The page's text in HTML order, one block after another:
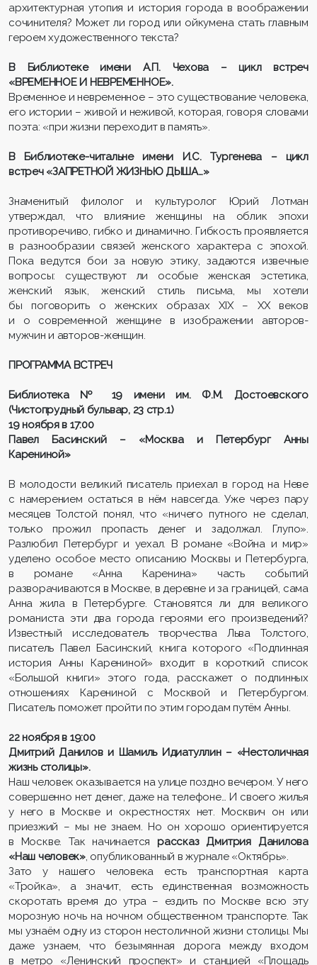
архитектурная утопия и история города в воображении
сочинителя? Может ли город или ойкумена стать главным
героем художественного текста?
В Библиотеке имени А.П. Чехова – цикл встреч
«ВРЕМЕННОЕ И НЕВРЕМЕННОЕ».
Временное и невременное – это существование человека,
его истории – живой и неживой, которая, говоря словами
поэта: «при жизни переходит в память».
В Библиотеке-читальне имени И.C. Тургенева – цикл
встреч «ЗАПРЕТНОЙ ЖИЗНЬЮ ДЫША…»
Знаменитый филолог и культуролог Юрий Лотман
утверждал, что влияние женщины на облик эпохи
противоречиво, гибко и динамично. Гибкость проявляется
в разнообразии связей женского характера с эпохой.
Пока ведутся бои за новую этику, задаются извечные
вопросы: существуют ли особые женская эстетика,
женский язык, женский стиль письма, мы хотели
бы поговорить о женских образах XIX – XX веков
и о современной женщине в изображении авторов-
мужчин и авторов-женщин.
ПРОГРАММА ВСТРЕЧ
Библиотека № 19 имени им. Ф.М. Достоевского
(Чистопрудный бульвар, 23 стр.1)
19 ноября в 17:00
Павел Басинский – «Москва и Петербург Анны
Карениной»
В молодости великий писатель приехал в город на Неве
с намерением остаться в нём навсегда. Уже через пару
месяцев Толстой понял, что «ничего путного не сделал,
только прожил пропасть денег и задолжал. Глупо».
Разлюбил Петербург и уехал. В романе «Война и мир»
уделено особое место описанию Москвы и Петербурга,
в романе «Анна Каренина» часть событий
разворачиваются в Москве, в деревне и за границей, сама
Анна жила в Петербурге. Становятся ли для великого
романиста эти два города героями его произведений?
Известный исследователь творчества Льва Толстого,
писатель Павел Басинский, книга которого «Подлинная
история Анны Карениной» входит в короткий список
«Большой книги» этого года, расскажет о подлинных
отношениях Карениной с Москвой и Петербургом.
Писатель поможет пройти по этим городам путём Анны.
22 ноября в 19:00
Дмитрий Данилов и Шамиль Идиатуллин – «Нестоличная
жизнь столицы».
Наш человек оказывается на улице поздно вечером. У него
совершенно нет денег, даже на телефоне… И своего жилья
у него в Москве и окрестностях нет. Москвич он или
приезжий – мы не знаем. Но он хорошо ориентируется
в Москве. Так начинаетсярассказ Дмитрия Данилова
«Наш человек», опубликованный в журнале «Октябрь».
Зато у нашего человека есть транспортная карта
«Тройка», а значит, есть единственная возможность
скоротать время до утра – ездить по Москве всю эту
морозную ночь на ночном общественном транспорте. Так
мы узнаём одну из сторон нестоличной жизни столицы. Мы
даже узнаем, что безымянная дорога между входом
в метро «Ленинский проспект» и станцией «Площадь